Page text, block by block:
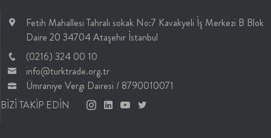
Fetih Mahallesi Tahralı sokak No:7 Kavakyeli İş Merkezi B Blok
Daire 20 34704 Ataşehir İstanbul
(0216) 324 00 10
info@turktrade.org.tr
Ümraniye Vergi Dairesi / 8790010071
BİZİ TAKİP EDİN